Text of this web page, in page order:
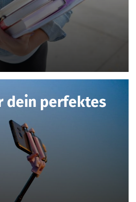
dein perfektes